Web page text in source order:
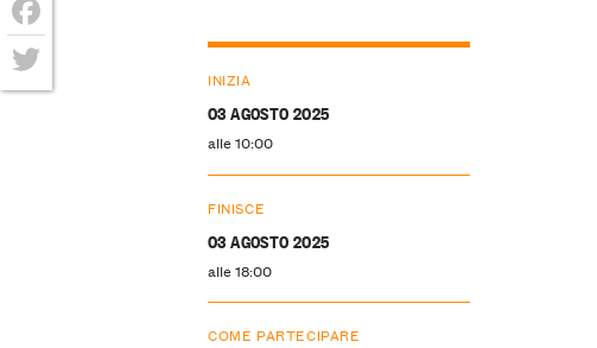
INIZIA
03 AGOSTO 2025
alle 10:00
FINISCE
03 AGOSTO 2025
alle 18:00
COME PARTECIPARE
Facebook
Twitter